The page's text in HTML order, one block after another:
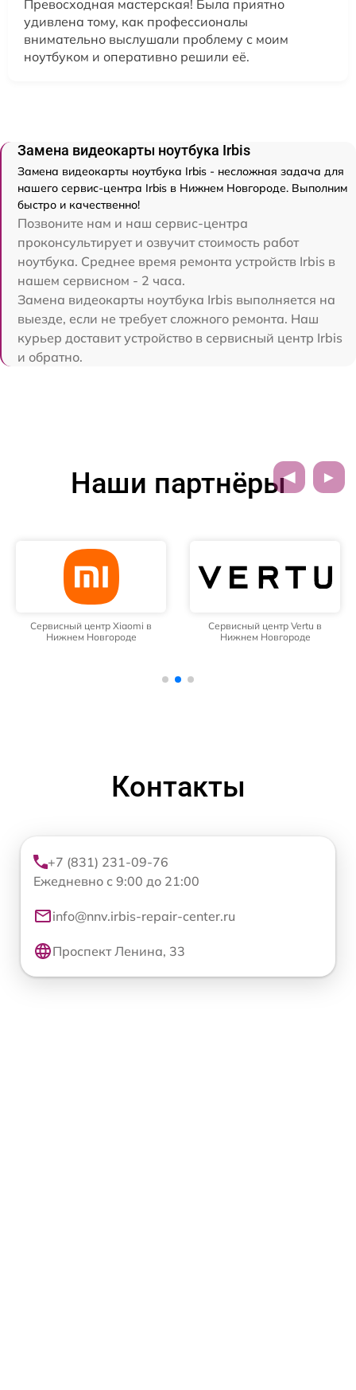
Превосходная мастерская! Была приятно
удивлена тому, как профессионалы
внимательно выслушали проблему с моим
ноутбуком и оперативно решили её.
Замена видеокарты ноутбука Irbis
Замена видеокарты ноутбука Irbis - несложная задача для
нашего сервис-центра Irbis в Нижнем Новгороде. Выполним
быстро и качественно!
Позвоните нам и наш сервис-центра
проконсультирует и озвучит стоимость работ
ноутбука. Среднее время ремонта устройств Irbis в
нашем сервисном - 2 часа.
Замена видеокарты ноутбука Irbis выполняется на
выезде, если не требует сложного ремонта. Наш
курьер доставит устройство в сервисный центр Irbis
и обратно.
Наши партнёры
Сервисный центр Xiaomi в
Нижнем Новгороде
Сервисный центр Vertu в
Нижнем Новгороде
Контакты
+7 (831) 231-09-76
Ежедневно с 9:00 до 21:00
info@nnv.irbis-repair-center.ru
Проспект Ленина, 33